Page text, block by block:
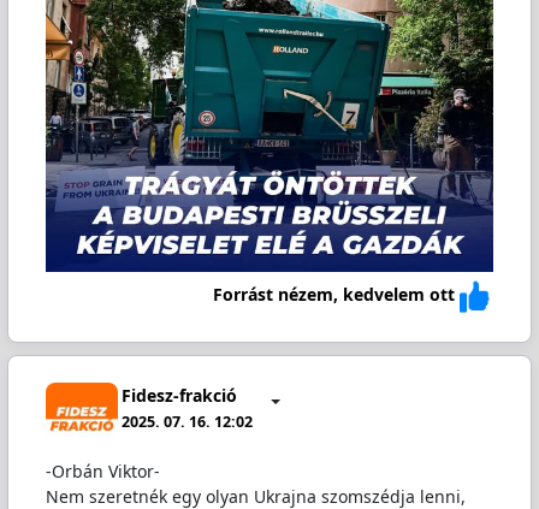
Forrást nézem, kedvelem ott
Fidesz-frakció
2025. 07. 16. 12:02
-Orbán Viktor-
Nem szeretnék egy olyan Ukrajna szomszédja lenni,